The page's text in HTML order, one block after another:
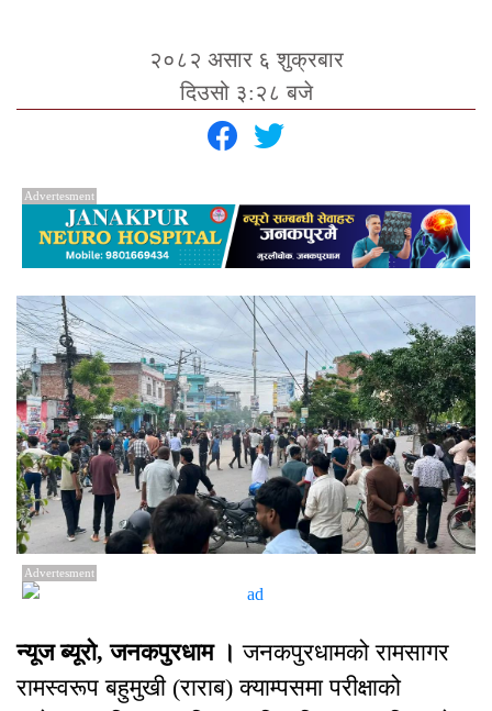
२०८२ असार ६ शुक्रबार
दिउसो ३:२८ बजे
Advertesment
Advertesment
न्यूज ब्यूरो, जनकपुरधाम ।जनकपुरधामको रामसागर
रामस्वरूप बहुमुखी (राराब) क्याम्पसमा परीक्षाको